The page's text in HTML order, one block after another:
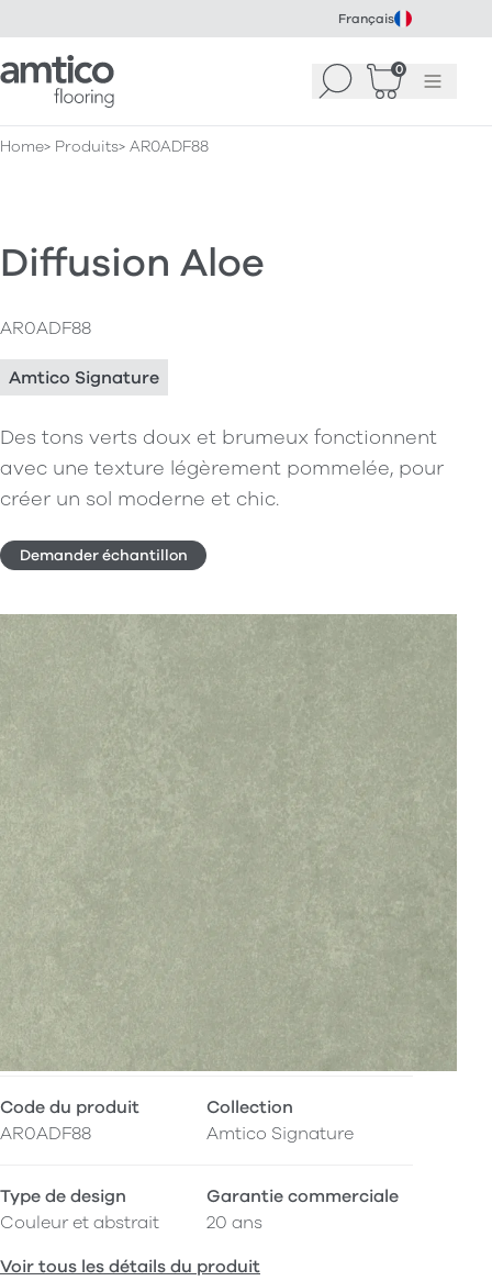
Français
Amtico Flooring Recherche
0
Panier(0)
Menu
Home Produits AR0ADF88
Diffusion Aloe
AR0ADF88
Amtico Signature
Des tons verts doux et brumeux fonctionnent
avec une texture légèrement pommelée, pour
créer un sol moderne et chic.
Demander échantillon
Code du produit
AR0ADF88
Collection
Amtico Signature
Type de design
Couleur et abstrait
Garantie commerciale
20 ans
Voir tous les détails du produit